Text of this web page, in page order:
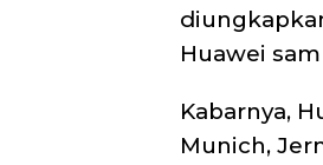
Huawei
Kabarnya,
Munich,